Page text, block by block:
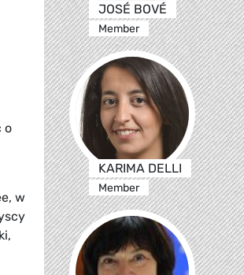
o
w
JOSÉ BOVÉ
Member
KARIMA DELLI
Member